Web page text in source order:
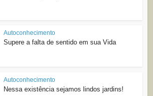
Autoconhecimento
Supere a falta de sentido em sua Vida
Autoconhecimento
Nessa existência sejamos lindos jardins!